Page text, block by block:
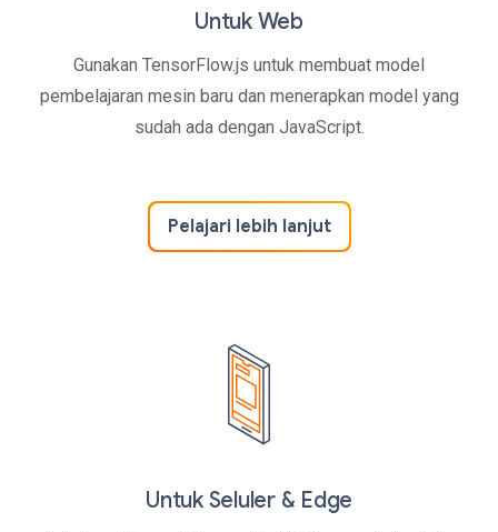
Untuk Web
Gunakan TensorFlow.js untuk membuat model
pembelajaran mesin baru dan menerapkan model yang
sudah ada dengan JavaScript.
Pelajari lebih lanjut
Untuk Seluler & Edge